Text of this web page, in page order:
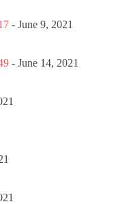
- June 9, 2021
- June 14, 2021